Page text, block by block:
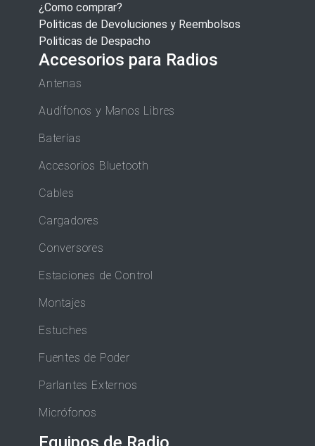
¿Como comprar?
Politicas de Devoluciones y Reembolsos
Politicas de Despacho
Accesorios para Radios
Antenas
Audífonos y Manos Libres
Baterías
Accesorios Bluetooth
Cables
Cargadores
Conversores
Estaciones de Control
Montajes
Estuches
Fuentes de Poder
Parlantes Externos
Micrófonos